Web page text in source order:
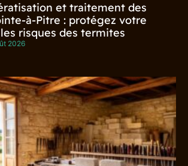
et traitement des
à-Pitre : protégez votre
risques des termites
2026